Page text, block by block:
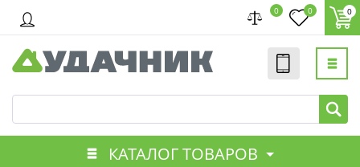
0 0 0
КАТАЛОГ ТОВАРОВ